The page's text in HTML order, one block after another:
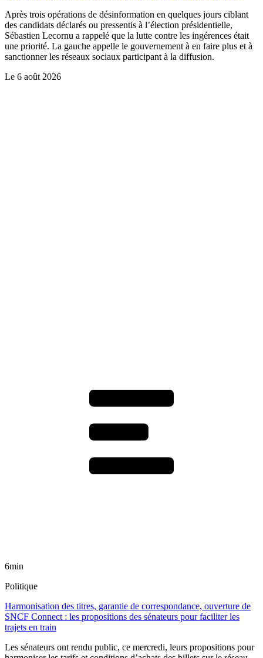
Après trois opérations de désinformation en quelques jours ciblant
des candidats déclarés ou pressentis à l’élection présidentielle,
Sébastien Lecornu a rappelé que la lutte contre les ingérences était
une priorité. La gauche appelle le gouvernement à en faire plus et à
sanctionner les réseaux sociaux participant à la diffusion.
Le 6 août 2026
6min
Politique
Harmonisation des titres, garantie de correspondance, ouverture de
SNCF Connect : les propositions des sénateurs pour faciliter les
trajets en train
Les sénateurs ont rendu public, ce mercredi, leurs propositions pour